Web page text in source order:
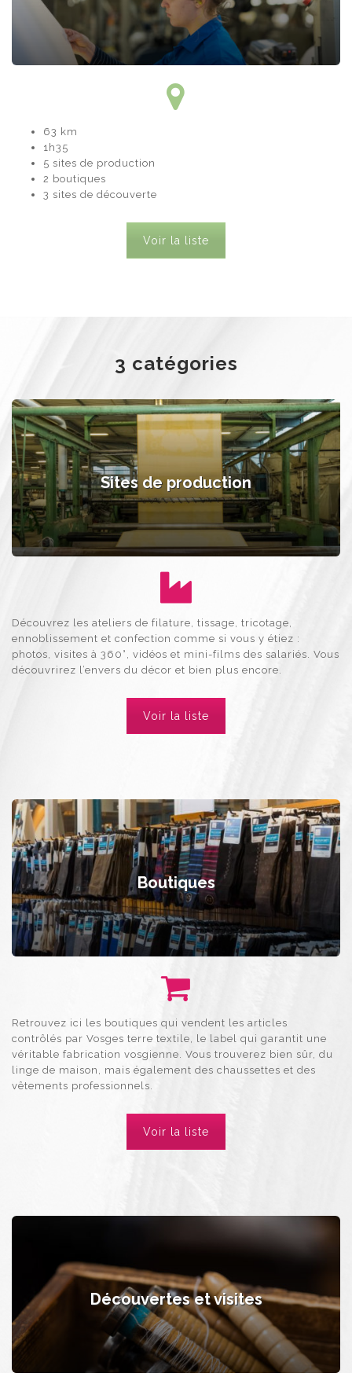
63 km
1h35
5 sites de production
2 boutiques
3 sites de découverte
Voir la liste
3 catégories
Sites de production
Découvrez les ateliers de filature, tissage, tricotage,
ennoblissement et confection comme si vous y étiez :
photos, visites à 360°, vidéos et mini-films des salariés. Vous
découvrirez l’envers du décor et bien plus encore.
Voir la liste
Boutiques
Retrouvez ici les boutiques qui vendent les articles
contrôlés par Vosges terre textile, le label qui garantit une
véritable fabrication vosgienne. Vous trouverez bien sûr, du
linge de maison, mais également des chaussettes et des
vêtements professionnels.
Voir la liste
Découvertes et visites